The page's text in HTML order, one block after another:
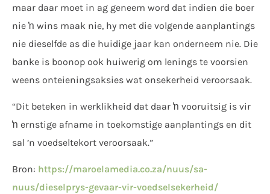
maar daar moet in ag geneem word dat indien die boer
nie ŉ wins maak nie, hy met die volgende aanplantings
nie dieselfde as die huidige jaar kan onderneem nie. Die
banke is boonop ook huiwerig om lenings te voorsien
weens onteieningsaksies wat onsekerheid veroorsaak.
“Dit beteken in werklikheid dat daar ŉ vooruitsig is vir
ŉ ernstige afname in toekomstige aanplantings en dit
sal ’n voedseltekort veroorsaak.”
Bron: https://maroelamedia.co.za/nuus/sa-
nuus/dieselprys-gevaar-vir-voedselsekerheid/